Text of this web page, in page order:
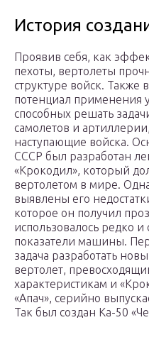
История
Проявив себя, как
пехоты, вертолеты
структуре войск. Также
потенциал применения
способных решать
самолетов и
наступающие войска.
СССР был разработан
«Крокодил», который
вертолетом в мире.
выявлены его
которое он получил
использовалось редко
показатели машины.
задача разработать
вертолет,
характеристикам и
«Апач», серийно
Так был создан Ка-50